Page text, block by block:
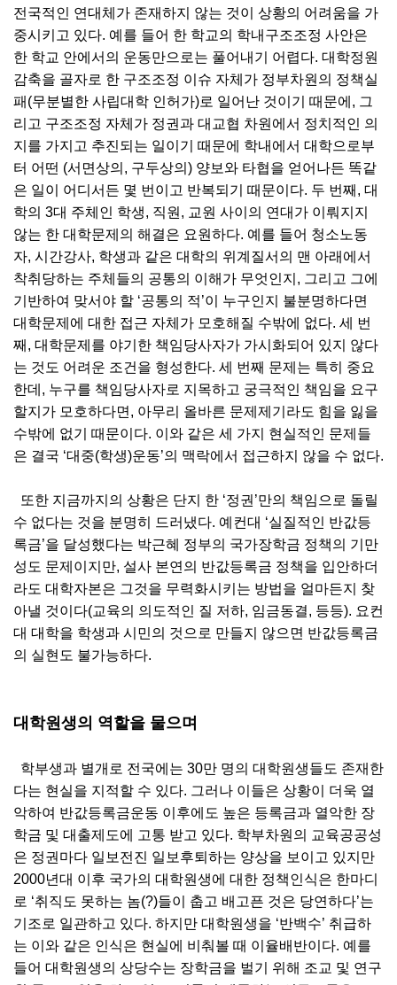
전국적인 연대체가 존재하지 않는 것이 상황의 어려움을 가
중시키고 있다. 예를 들어 한 학교의 학내구조조정 사안은
한 학교 안에서의 운동만으로는 풀어내기 어렵다. 대학정원
감축을 골자로 한 구조조정 이슈 자체가 정부차원의 정책실
패(무분별한 사립대학 인허가)로 일어난 것이기 때문에, 그
리고 구조조정 자체가 정권과 대교협 차원에서 정치적인 의
지를 가지고 추진되는 일이기 때문에 학내에서 대학으로부
터 어떤 (서면상의, 구두상의) 양보와 타협을 얻어나든 똑같
은 일이 어디서든 몇 번이고 반복되기 때문이다. 두 번째, 대
학의 3대 주체인 학생, 직원, 교원 사이의 연대가 이뤄지지
않는 한 대학문제의 해결은 요원하다. 예를 들어 청소노동
자, 시간강사, 학생과 같은 대학의 위계질서의 맨 아래에서
착취당하는 주체들의 공통의 이해가 무엇인지, 그리고 그에
기반하여 맞서야 할 ‘공통의 적’이 누구인지 불분명하다면
대학문제에 대한 접근 자체가 모호해질 수밖에 없다. 세 번
째, 대학문제를 야기한 책임당사자가 가시화되어 있지 않다
는 것도 어려운 조건을 형성한다. 세 번째 문제는 특히 중요
한데, 누구를 책임당사자로 지목하고 궁극적인 책임을 요구
할지가 모호하다면, 아무리 올바른 문제제기라도 힘을 잃을
수밖에 없기 때문이다. 이와 같은 세 가지 현실적인 문제들
은 결국 ‘대중(학생)운동’의 맥락에서 접근하지 않을 수 없다.
또한 지금까지의 상황은 단지 한 ‘정권’만의 책임으로 돌릴
수 없다는 것을 분명히 드러냈다. 예컨대 ‘실질적인 반값등
록금’을 달성했다는 박근혜 정부의 국가장학금 정책의 기만
성도 문제이지만, 설사 본연의 반값등록금 정책을 입안하더
라도 대학자본은 그것을 무력화시키는 방법을 얼마든지 찾
아낼 것이다(교육의 의도적인 질 저하, 임금동결, 등등). 요컨
대 대학을 학생과 시민의 것으로 만들지 않으면 반값등록금
의 실현도 불가능하다.
대학원생의 역할을 물으며
학부생과 별개로 전국에는 30만 명의 대학원생들도 존재한
다는 현실을 지적할 수 있다. 그러나 이들은 상황이 더욱 열
악하여 반값등록금운동 이후에도 높은 등록금과 열악한 장
학금 및 대출제도에 고통 받고 있다. 학부차원의 교육공공성
은 정권마다 일보전진 일보후퇴하는 양상을 보이고 있지만
2000년대 이후 국가의 대학원생에 대한 정책인식은 한마디
로 ‘취직도 못하는 놈(?)들이 춥고 배고픈 것은 당연하다’는
기조로 일관하고 있다. 하지만 대학원생을 ‘반백수’ 취급하
는 이와 같은 인식은 현실에 비춰볼 때 이율배반이다. 예를
들어 대학원생의 상당수는 장학금을 벌기 위해 조교 및 연구